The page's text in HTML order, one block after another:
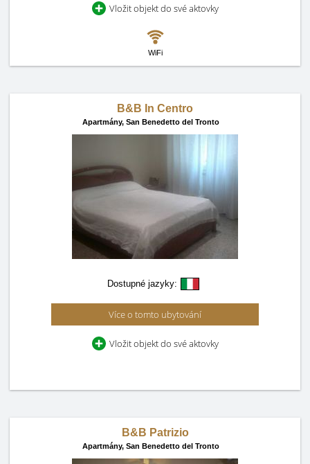
Vložit objekt do své aktovky
WiFi
B&B In Centro
Apartmány, San Benedetto del Tronto
Dostupné jazyky:
Více o tomto ubytování
Vložit objekt do své aktovky
B&B Patrizio
Apartmány, San Benedetto del Tronto